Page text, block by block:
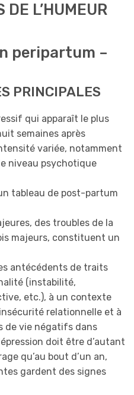
DE L’HUMEUR
peripartum –
PRINCIPALES
qui apparaît le plus
semaines après
variée, notamment
niveau psychotique
tableau de post-partum
des troubles de la
majeurs, constituent un
antécédents de traits
(instabilité,
etc.), à un contexte
relationnelle et à
de vie négatifs dans
doit être d’autant
qu’au bout d’un an,
gardent des signes